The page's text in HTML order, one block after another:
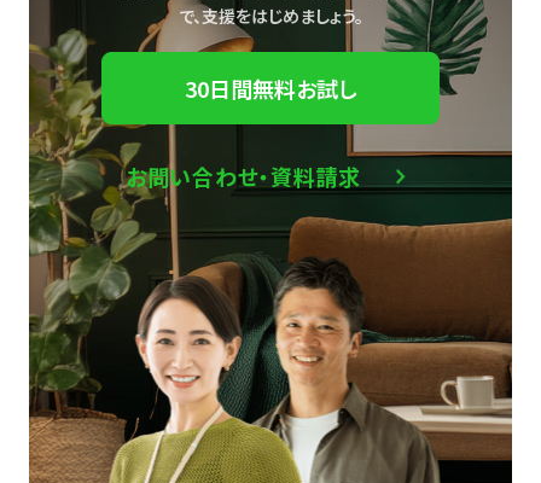
で、支援をはじめましょう。
30日間無料お試し
お問い合わせ・資料請求